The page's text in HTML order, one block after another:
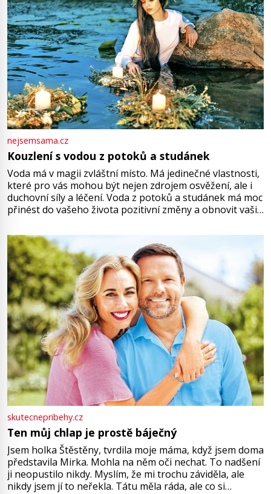
nejsemsama.cz
Kouzlení s vodou z potoků a studánek
Voda má v magii zvláštní místo. Má jedinečné vlastnosti,
které pro vás mohou být nejen zdrojem osvěžení, ale i
duchovní síly a léčení. Voda z potoků a studánek má moc
přinést do vašeho života pozitivní změny a obnovit vaši
můžete obohatit své rituály a přinést do svého života
větší harmonii a klid. Je důležité
skutecnepribehy.cz
Ten můj chlap je prostě báječný
Jsem holka Štěstěny, tvrdila moje máma, když jsem doma
představila Mirka. Mohla na něm oči nechat. To nadšení
ji neopustilo nikdy. Myslím, že mi trochu záviděla, ale
nikdy jsem jí to neřekla. Tátu měla ráda, ale co si